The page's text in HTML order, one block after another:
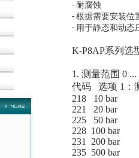
- 耐腐蚀
- 根据需要安装位
- 用于静态和动态
K-P8AP系列
1. 测量范围 0
代码 选项 1：
218 10 bar
221 20 bar
225 50 bar
228 100 bar
231 200 bar
235 500 bar